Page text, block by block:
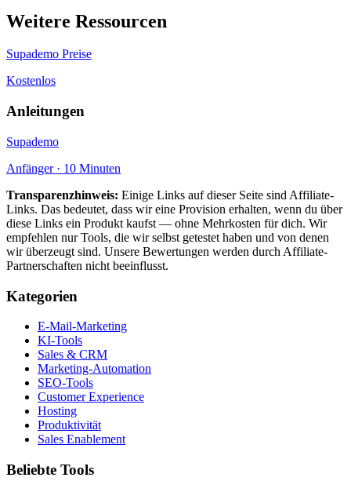
Weitere Ressourcen
Supademo Preise
Kostenlos
Anleitungen
Supademo
Anfänger · 10 Minuten
Transparenzhinweis: Einige Links auf dieser Seite sind Affiliate-
Links. Das bedeutet, dass wir eine Provision erhalten, wenn du über
diese Links ein Produkt kaufst — ohne Mehrkosten für dich. Wir
empfehlen nur Tools, die wir selbst getestet haben und von denen
wir überzeugt sind. Unsere Bewertungen werden durch Affiliate-
Partnerschaften nicht beeinflusst.
Kategorien
E-Mail-Marketing
KI-Tools
Sales & CRM
Marketing-Automation
SEO-Tools
Customer Experience
Hosting
Produktivität
Sales Enablement
Beliebte Tools